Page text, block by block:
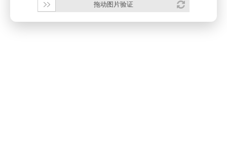
拖动图片验证